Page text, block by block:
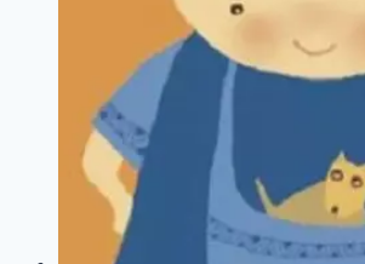
и
что
изменилось